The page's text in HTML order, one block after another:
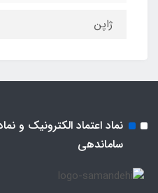
ژاپن
نماد اعتماد الکترونیک و
ساماندهی